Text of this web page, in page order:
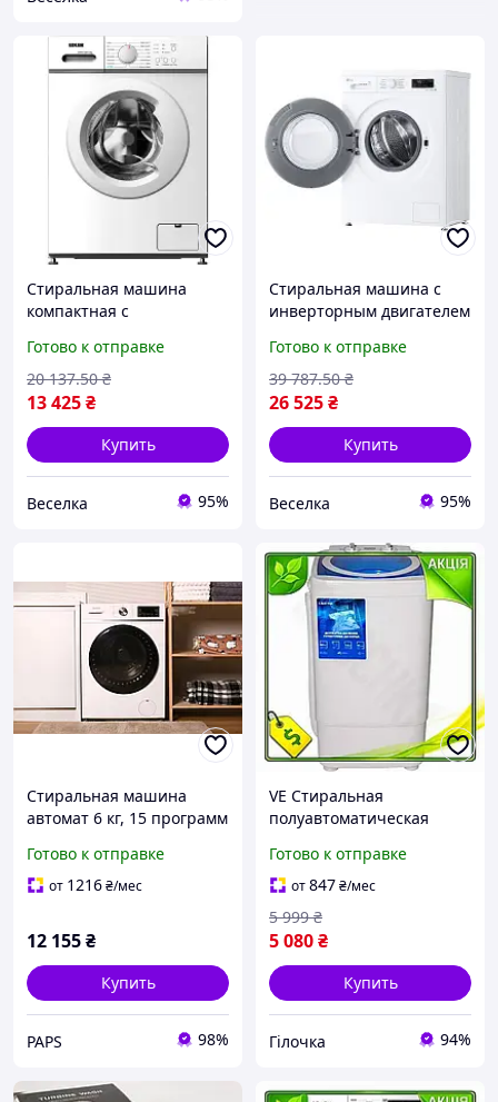
Стиральная машина
компактная с
для стирки 6 кг белья с
инверторным двигателем
FLAME
Готово к отправке
13 425₴
20 137.50 ₴
Купить
Веселка 95%
Стиральная машина с
инверторным двигателем
функцией пара и Wi-Fi
управления FLAME
Готово к отправке
26 525₴
39 787.50 ₴
Купить
Веселка 95%
Стиральная машина
автомат 6 кг, 15 программ
1200об, дисплей, сенсор,
стирка с паром,
Готово к отправке
от 1216₴/мес
12 155₴
Купить
PAPS 98%
VE Стиральная
полуавтоматическая
Version 7кг вертикальная
белая с таймером для сти
N6W_VER
Готово к отправке
от847₴/мес
5 080₴
5 999 ₴
Купить
Гілочка 94%